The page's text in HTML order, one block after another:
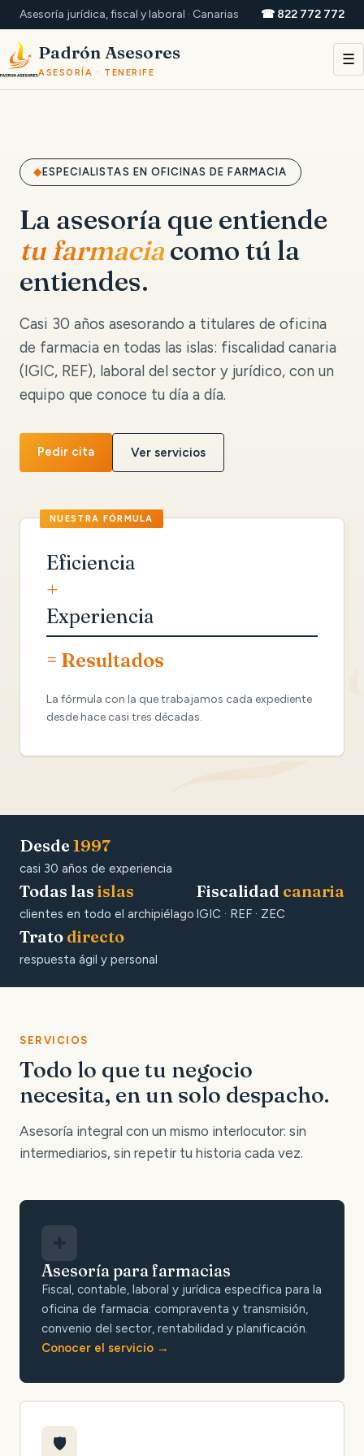
Asesoría jurídica, fiscal y laboral · Canarias ☎ 822 772 772
Padrón Asesores
ASESORÍA · TENERIFE
☰
ESPECIALISTAS EN OFICINAS DE FARMACIA
La asesoría que entiende
tu farmaciacomo tú la
entiendes.
Casi 30 años asesorando a titulares de oficina
de farmacia en todas las islas: fiscalidad canaria
(IGIC, REF), laboral del sector y jurídico, con un
equipo que conoce tu día a día.
Pedir cita Ver servicios
Eficiencia
+
Experiencia
= Resultados
La fórmula con la que trabajamos cada expediente
desde hace casi tres décadas.
Desde 1997
casi 30 años de experiencia
Todas las islas
clientes en todo el archipiélago
Fiscalidad canaria
IGIC · REF · ZEC
Trato directo
respuesta ágil y personal
SERVICIOS
Todo lo que tu negocio
necesita, en un solo despacho.
Asesoría integral con un mismo interlocutor: sin
intermediarios, sin repetir tu historia cada vez.
Asesoría para farmacias
Fiscal, contable, laboral y jurídica específica para la
oficina de farmacia: compraventa y transmisión,
convenio del sector, rentabilidad y planificación.
Conocer el servicio
🛡️